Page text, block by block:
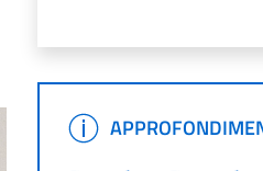
APPROFONDIMENTI